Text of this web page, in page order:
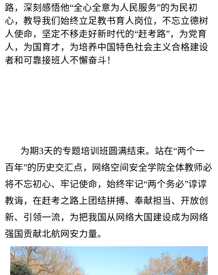
路，深刻感悟他“全心全意为人民服务”的为民初
心，教导我们始终立足教书育人岗位，不忘立德树
人使命，坚定不移走好新时代的“赶考路”，为党育
人，为国育才，为培养中国特色社会主义合格建设
者和可靠接班人不懈奋斗！
为期3天的专题培训班圆满结束。站在“两个一
百年”的历史交汇点，网络空间安全学院全体教师必
将不忘初心、牢记使命，始终牢记“两个务必”谆谆
教诲，在赶考之路上团结拼搏、奉献担当、开放创
新、引领一流，为把我国从网络大国建设成为网络
强国贡献北航网安力量。